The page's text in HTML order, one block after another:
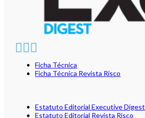
Ficha Técnica
Ficha Técnica Revista Risco
Estatuto Editorial Executive Digest
Estatuto Editorial Revista Risco